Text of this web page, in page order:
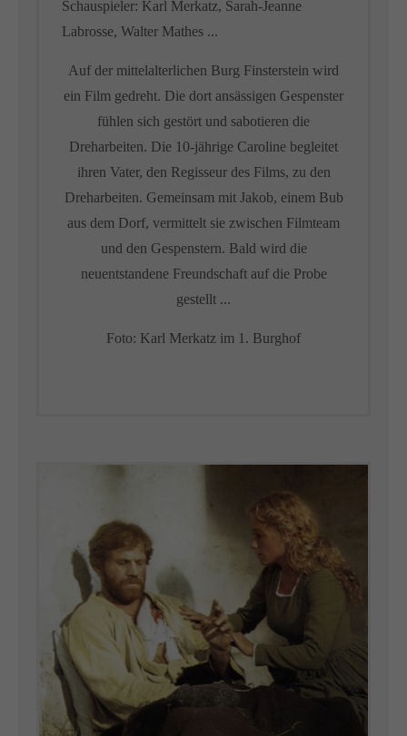
Schauspieler: Karl Merkatz, Sarah-Jeanne
Labrosse, Walter Mathes ...
Auf der mittelalterlichen Burg Finsterstein wird
ein Film gedreht. Die dort ansässigen Gespenster
fühlen sich gestört und sabotieren die
Dreharbeiten. Die 10-jährige Caroline begleitet
ihren Vater, den Regisseur des Films, zu den
Dreharbeiten. Gemeinsam mit Jakob, einem Bub
aus dem Dorf, vermittelt sie zwischen Filmteam
und den Gespenstern. Bald wird die
neuentstandene Freundschaft auf die Probe
gestellt ...
Foto: Karl Merkatz im 1. Burghof